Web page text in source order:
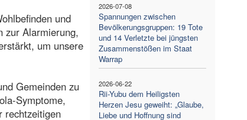
2026-07-08
Spannungen zwischen
Bevölkerungsgruppen: 19 Tote
und 14 Verletzte bei jüngsten
Zusammenstößen im Staat
Warrap
2026-06-22
Rii-Yubu dem Heiligsten
Herzen Jesu geweiht: „Glaube,
Liebe und Hoffnung sind
und
zur Alarmierung,
um unsere
Gemeinden zu
Symptome,
rechtzeitigen